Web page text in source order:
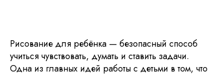
Рисование для ребёнка — безопасный способ
учиться чувствовать, думать и ставить задачи.
Одна из главных идей работы с детьми в том, что